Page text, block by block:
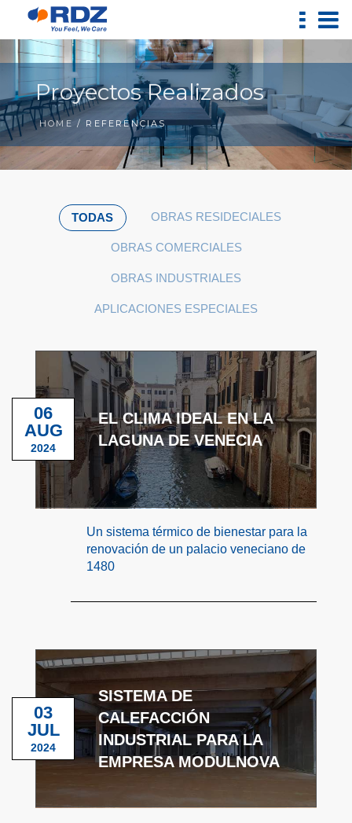
Proyectos Realizados
HOME / REFERENCIAS
TODAS OBRAS RESIDECIALES
OBRAS COMERCIALES
OBRAS INDUSTRIALES
APLICACIONES ESPECIALES
EL CLIMA IDEAL EN LA
LAGUNA DE VENECIA
06
AUG
2024
Un sistema térmico de bienestar para la
renovación de un palacio veneciano de
1480
SISTEMA DE
CALEFACCIÓN
INDUSTRIAL PARA LA
EMPRESA MODULNOVA
03
JUL
2024